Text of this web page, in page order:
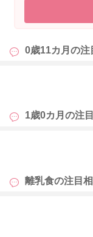
0歳11カ月の注
1歳0カ月の注
離乳食の注目